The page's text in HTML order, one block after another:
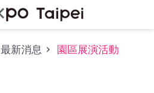
最新消息 園區展演活動